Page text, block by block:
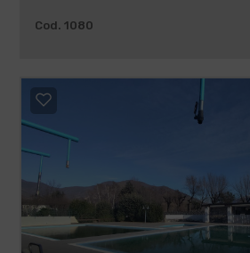
Cod. 1080